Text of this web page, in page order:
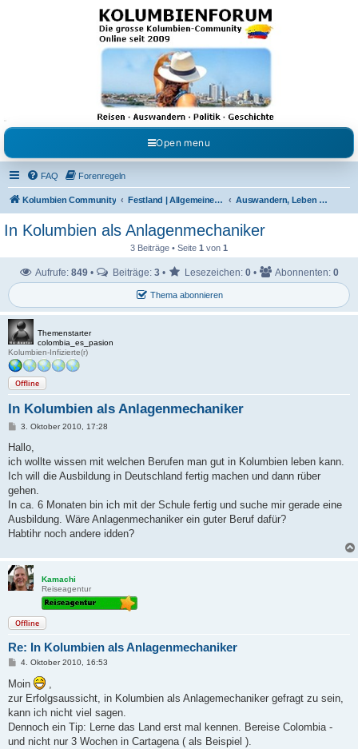
Kolumbienforum - Das
grosse Forum der
Freunde Kolumbiens
Reisen, Auswandern, Kultur, Politik, Geschichte und Visum in Kolumbien und Venezuela.
Austausch, Erfahrungen und Gemeinschaft im Kolumbienforum
Open menu
FAQ Forenregeln
Kolumbien Community Festland | Allgemeine Fragen Auswandern, Leben & Arbeiten in Kolumbien
In Kolumbien als Anlagenmechaniker
3 Beiträge • Seite 1 von 1
Thema abonnieren
Aufrufe: 849 • Beiträge: 3 • Lesezeichen: 0 • Abonnenten: 0
Themenstarter
colombia_es_pasion
Kolumbien-Infizierte(r)
Offline
In Kolumbien als Anlagenmechaniker
B
i
r
a
3. Oktober 2010, 17:28
Hallo,
ich wollte wissen mit welchen Berufen man gut in Kolumbien leben kann.
Ich will die Ausbildung in Deutschland fertig machen und dann rüber
gehen.
In ca. 6 Monaten bin ich mit der Schule fertig und suche mir gerade eine
Ausbildung. Wäre Anlagenmechaniker ein guter Beruf dafür?
Habtihr noch andere idden?
Kamachi
Reiseagentur
Offline
Re: In Kolumbien als Anlagenmechaniker
B
i
t
r
a
g
4. Oktober 2010, 16:53
Moin
,
zur Erfolgsaussicht, in Kolumbien als Anlagemechaniker gefragt zu sein,
kann ich nicht viel sagen.
Dennoch ein Tip: Lerne das Land erst mal kennen. Bereise Colombia -
und nicht nur 3 Wochen in Cartagena ( als Beispiel ).